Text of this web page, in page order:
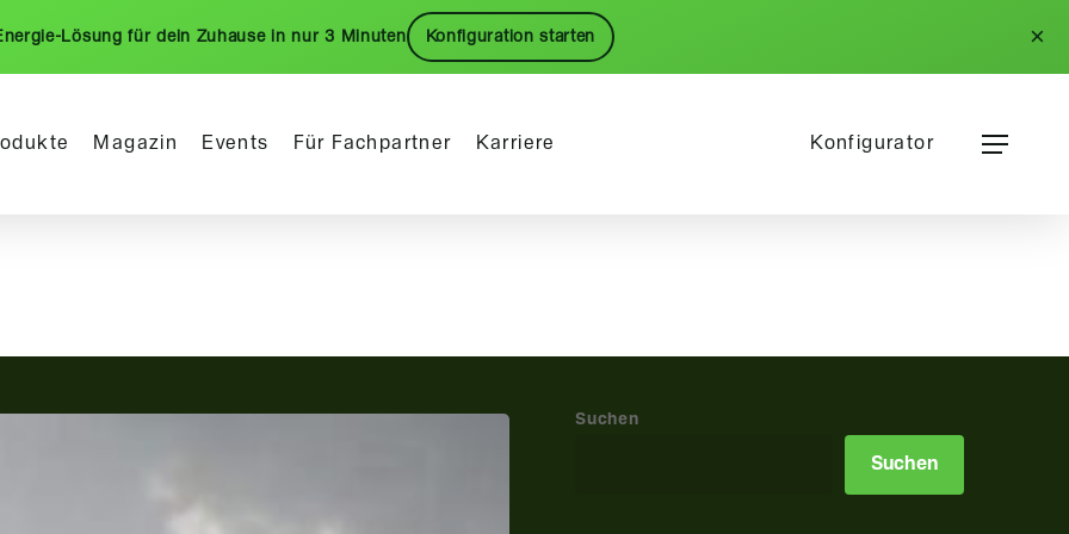
Lösung für dein Zuhause in nur 3 Minuten Konfiguration starten ×
Magazin Events Für Fachpartner Karriere Konfigurator Menu
Suchen
Suchen